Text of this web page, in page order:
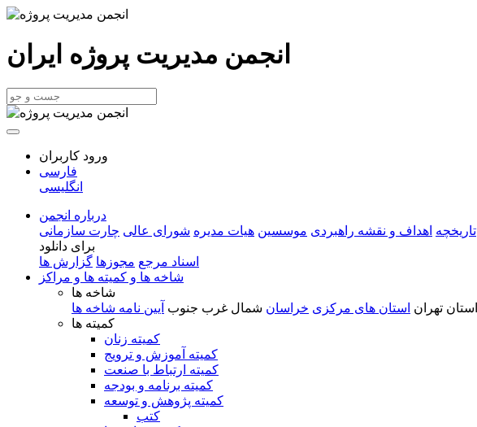
انجمن مدیریت پروژه ایران
ورود کاربران
فارسی
انگلیسی
درباره انجمن
تاریخچه اهداف و نقشه راهبردی موسسین هیات مدیره شورای عالی چارت سازمانی
برای دانلود
اسناد مرجع مجوزها گزارش ها
شاخه ها و کمیته ها و مراکز
شاخه ها
استان تهران استان های مرکزی خراسان شمال غرب جنوب آیین نامه شاخه ها
کمیته ها
کمیته زنان
کمیته آموزش و ترویج
کمیته ارتباط با صنعت
کمیته برنامه و بودجه
کمیته پژوهش و توسعه
کتب